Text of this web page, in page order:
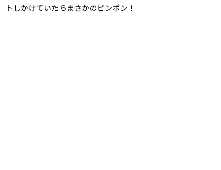
トしかけていたらまさかのピンポン！